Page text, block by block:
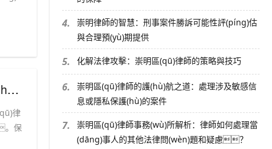
律
。保
4.
崇明律師的智慧：刑事案件勝訴可能性評(píng)估
與合理預(yù)期提供
5. 化解法律攻擊：崇明區(qū)律師的策略與技巧
6.
崇明區(qū)律師的護(hù)航之道：處理涉及敏感信
息或隱私保護(hù)的案件
7.
崇明區(qū)律師事務(wù)所解析：律師如何處理當
(dāng)事人的其他法律問(wèn)題和疑慮？